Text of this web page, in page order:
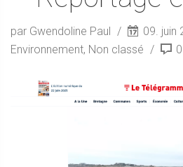
par Gwendoline Paul 09. juin
Environnement, Non classé 0